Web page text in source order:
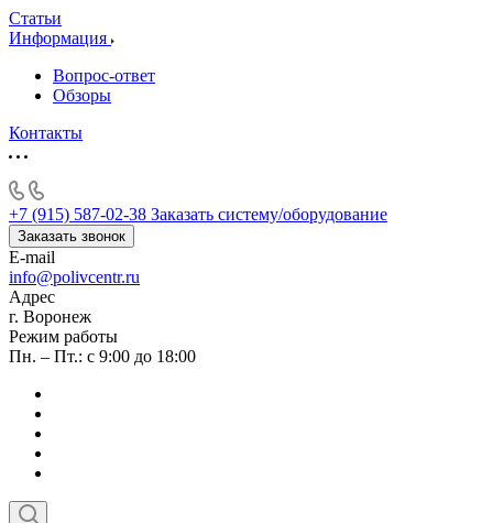
Статьи
Информация
Вопрос-ответ
Обзоры
Контакты
+7 (915) 587-02-38 Заказать систему/оборудование
Заказать звонок
E-mail
info@polivcentr.ru
Адрес
г. Воронеж
Режим работы
Пн. – Пт.: с 9:00 до 18:00